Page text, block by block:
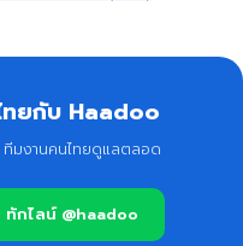
ยกับ Haadoo
มงานคนไทยดูแลตลอด
ทักไลน์ @haadoo